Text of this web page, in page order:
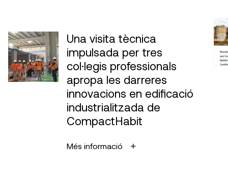
Una visita tècnica
impulsada per tres
col·legis professionals
apropa les darreres
innovacions en edificació
industrialitzada de
CompactHabit
Més informació